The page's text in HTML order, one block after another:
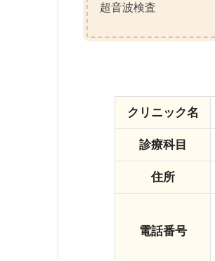
超音波検査
クリニック名
診療科目
住所
電話番号